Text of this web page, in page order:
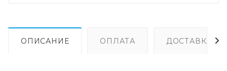
ОПИСАНИЕ ОПЛАТА ДОСТАВКА